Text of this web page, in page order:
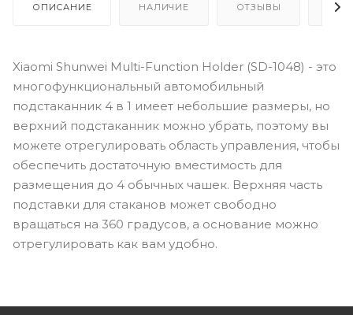
ОПИСАНИЕ НАЛИЧИЕ ОТЗЫВЫ
Xiaomi Shunwei Multi-Function Holder (SD-1048) - это
многофункциональный автомобильный
подстаканник 4 в 1 имеет небольшие размеры, но
верхний подстаканник можно убрать, поэтому вы
можете отрегулировать область управления, чтобы
обеспечить достаточную вместимость для
размещения до 4 обычных чашек. Верхняя часть
подставки для стаканов может свободно
вращаться на 360 градусов, а основание можно
отрегулировать как вам удобно.